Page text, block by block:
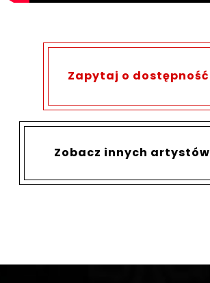
Zapytaj o dostępność
Zobacz innych artystów